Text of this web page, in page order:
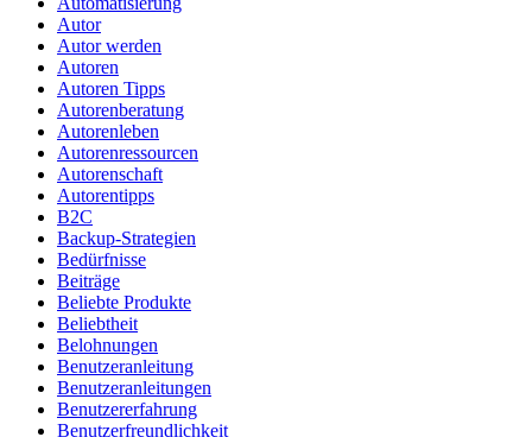
Autor
Autor werden
Autoren
Autoren Tipps
Autorenberatung
Autorenleben
Autorenressourcen
Autorenschaft
Autorentipps
B2C
Backup-Strategien
Bedürfnisse
Beiträge
Beliebte Produkte
Beliebtheit
Belohnungen
Benutzeranleitung
Benutzeranleitungen
Benutzererfahrung
Benutzerfreundlichkeit